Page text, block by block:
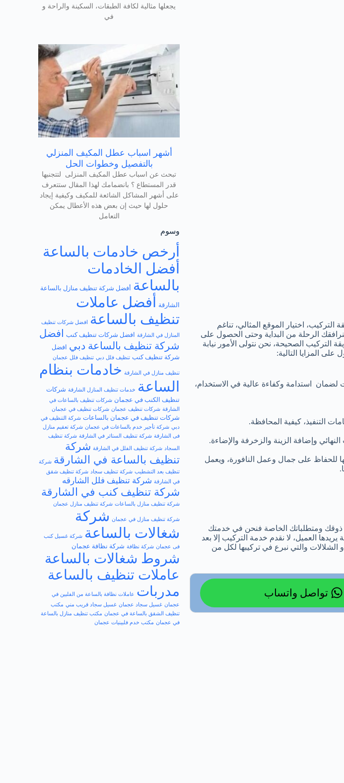
يجعلها مثالية لكافة الطبقات، السكينة والراحة و
في
أشهر اسباب عطل المكيف المنزلي
بالتفصيل وخطوات الحل
تبحث عن اسباب عطل المكيف المنزلى لتتجنبها
قدر المستطاع ؟ بانضمامك لهذا المقال ستتعرف
على أشهر المشاكل الشائعة للمكيف وكيفية إيجاد
حلول لها حيث إن بعض هذه الأعطال يمكن
التعامل
وسوم
أرخص خادمات بالساعة
أفضل الخادمات
بالساعة أفضل شركة تنظيف منازل بالساعة
الشارقة
أفضل عاملات
تنظيف بالساعة
افضل شركات تنظيف
المنازل في الشارقة افضل شركات تنظيف كنب
افضل
شركة تنظيف بالساعة دبي افضل​
شركة تنظيف كنب تنظيف فلل دبي تنظيف فلل عجمان
تنظيف منازل في الشارقة خادمات بنظام
الساعة
خدمات تنظيف المنازل الشارقة شركات
تنظيف الكنب في عجمان شركات تنظيف بالساعات في
الشارقة شركات تنظيف عجمان شركات تنظيف في عجمان
شركات تنظيف في عجمان بالساعات شركة التنظيف في
دبي شركة تأجير خدم بالساعات في عجمان شركة تعقيم منازل
فى الشارقة شركة تنظيف الستائر في الشارقة شركة تنظيف
السجاد شركة تنظيف الفلل في الشارقة شركة
تنظيف بالساعة في الشارقة شركة
تنظيف بعد التشطيب شركة تنظيف سجاد شركة تنظيف شقق
في الشارقة شركة تنظيف فلل الشارقه
شركة تنظيف كنب في الشارقة
شركة تنظيف منازل بالساعات شركة تنظيف منازل عجمان
شركة تنظيف منازل في عجمان شركة
شغالات بالساعة شركة غسيل كنب
فى عجمان شركة نظافة شركة نظافة عجمان
شروط شغالات بالساعة
عاملات تنظيف بالساعة
مدربات عاملات نظافة بالساعة من الفلبين في
عجمان غسيل سجاد عجمان غسيل سجاد قريب مني مكتب
تنظيف الشقق بالساعة في عجمان مكتب تنظيف منازل بالساعة
في عجمان مكتب خدم فلبينيات عجمان
اختيار الموقع المثالي، تناغم
الرحلة من البداية وحتى الحصول على
التركيب الصحيحة، نحن نتولى الأمور نيابة
المزايا التالية:
لضمان استدامة وكفاءة عالية في الاستخدام،
التنفيذ، كيفية المحافظة.
وإضافة الزينة والزخرفة والإضاءة.
للحفاظ على جمال وعمل النافورة، ويعمل
ذوقك ومتطلباتك الخاصة فنحن في خدمتك
العميل، لا نقدم خدمة التركيب إلا بعد
الشلالات والتي نبرع في تركيبها لكل من
تواصل واتساب